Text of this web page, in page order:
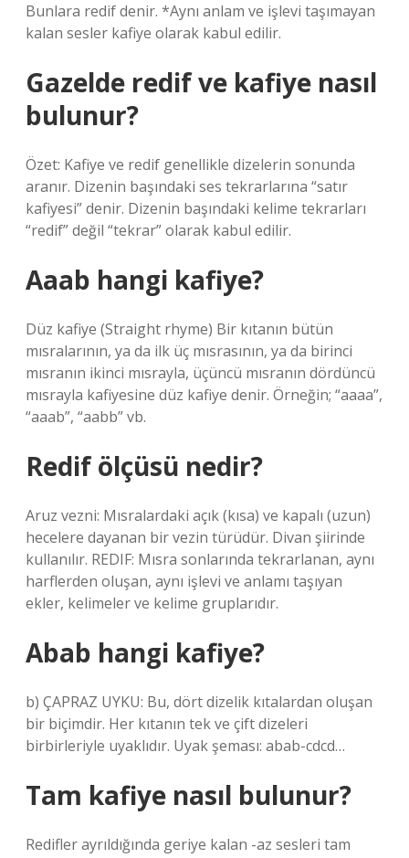
Bunlara redif denir. *Aynı anlam ve işlevi taşımayan
kalan sesler kafiye olarak kabul edilir.
Gazelde redif ve kafiye nasıl
bulunur?
Özet: Kafiye ve redif genellikle dizelerin sonunda
aranır. Dizenin başındaki ses tekrarlarına “satır
kafiyesi” denir. Dizenin başındaki kelime tekrarları
“redif” değil “tekrar” olarak kabul edilir.
Aaab hangi kafiye?
Düz kafiye (Straight rhyme) Bir kıtanın bütün
mısralarının, ya da ilk üç mısrasının, ya da birinci
mısranın ikinci mısrayla, üçüncü mısranın dördüncü
mısrayla kafiyesine düz kafiye denir. Örneğin; “aaaa”,
“aaab”, “aabb” vb.
Redif ölçüsü nedir?
Aruz vezni: Mısralardaki açık (kısa) ve kapalı (uzun)
hecelere dayanan bir vezin türüdür. Divan şiirinde
kullanılır. REDIF: Mısra sonlarında tekrarlanan, aynı
harflerden oluşan, aynı işlevi ve anlamı taşıyan
ekler, kelimeler ve kelime gruplarıdır.
Abab hangi kafiye?
b) ÇAPRAZ UYKU: Bu, dört dizelik kıtalardan oluşan
bir biçimdir. Her kıtanın tek ve çift dizeleri
birbirleriyle uyaklıdır. Uyak şeması: abab-cdcd…
Tam kafiye nasıl bulunur?
Redifler ayrıldığında geriye kalan -az sesleri tam